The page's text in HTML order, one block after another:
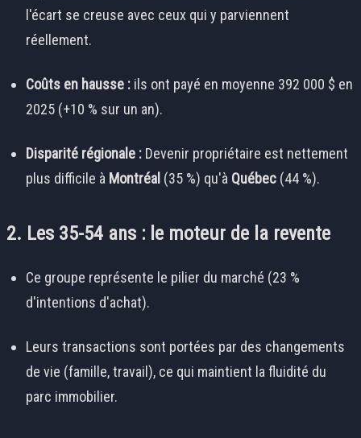
l'écart se creuse avec ceux qui y parviennent
réellement.
Coûts en hausse : ils ont payé en moyenne 392 000 $ en
2025 (+10 % sur un an).
Disparité régionale : Devenir propriétaire est nettement
plus difficile à Montréal (35 %) qu'à Québec (44 %).
2. Les 35-54 ans : le moteur de la revente
Ce groupe représente le pilier du marché (23 %
d'intentions d'achat).
Leurs transactions sont portées par des changements
de vie (famille, travail), ce qui maintient la fluidité du
parc immobilier.